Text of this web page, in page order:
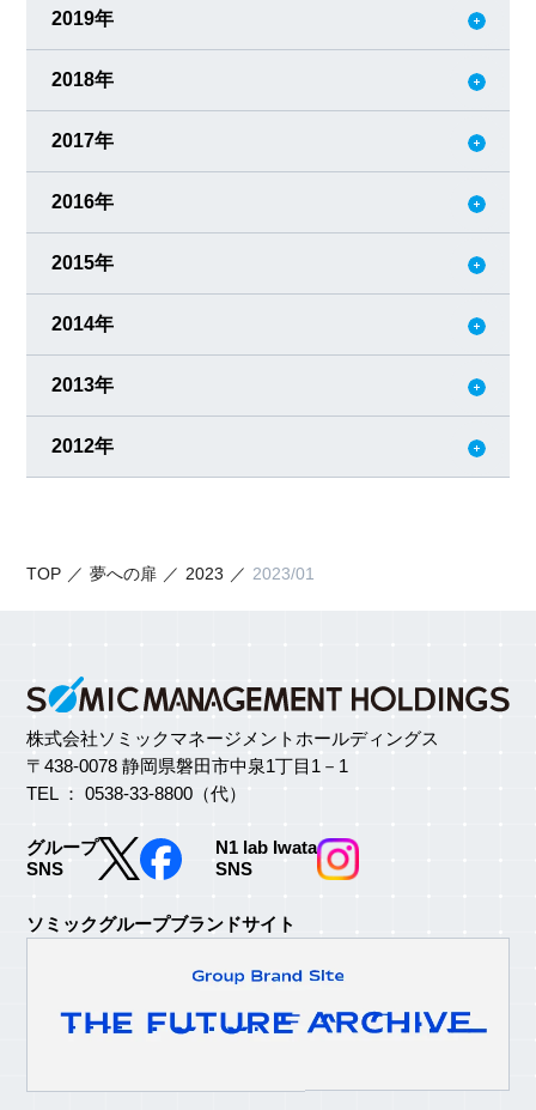
2019年
2018年
2017年
2016年
2015年
2014年
2013年
2012年
TOP 夢への扉 2023 2023/01
株式会社ソミックマネージメントホールディングス
〒438-0078 静岡県磐田市中泉1丁目1－1
TEL ： 0538-33-8800（代）
グループ
SNS
N1 lab Iwata
SNS
ソミックグループブランドサイト